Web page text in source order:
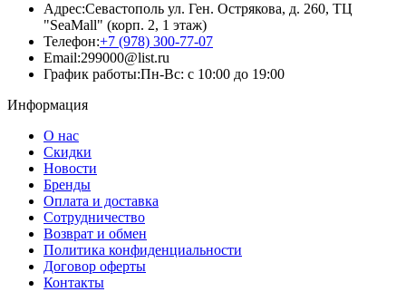
Адрес:Севастополь ул. Ген. Острякова, д. 260, ТЦ
"SeaMall" (корп. 2, 1 этаж)
Телефон:+7 (978) 300-77-07
Email:299000@list.ru
График работы:Пн-Вс: с 10:00 до 19:00
Информация
О нас
Скидки
Новости
Бренды
Оплата и доставка
Сотрудничество
Возврат и обмен
Политика конфиденциальности
Договор оферты
Контакты